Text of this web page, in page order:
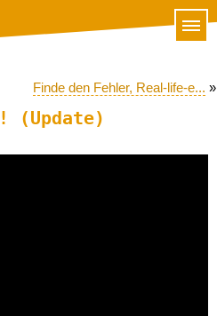
Finde den Fehler, Real-life-e... »
(Update)